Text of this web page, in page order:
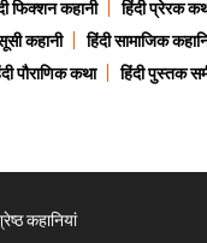
फिक्शन कहानी हिंदी प्रेरक
कहानी हिंदी सामाजिक
पौराणिक कथा हिंदी पुस्तक
कहानियां